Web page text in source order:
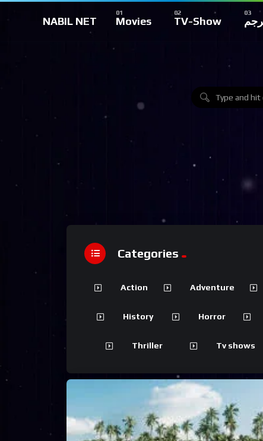
NABIL NET Movies TV-Show
Categories
Action Adventure
History Horror
Thriller Tv shows